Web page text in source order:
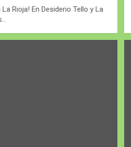
Rioja! En Desiderio Tello y La